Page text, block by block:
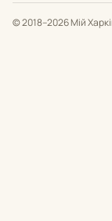
© 2018–2026 Мій